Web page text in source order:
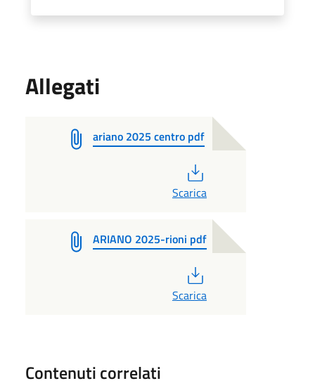
Allegati
ariano 2025 centro pdf
Scarica
ARIANO 2025-rioni pdf
Scarica
Contenuti correlati